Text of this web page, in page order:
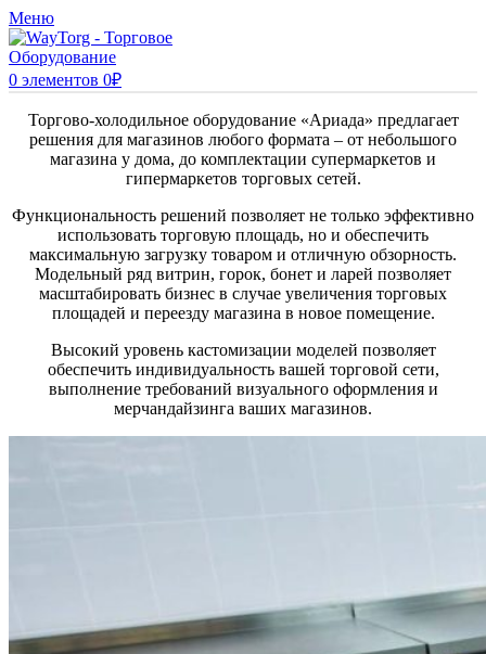
Меню
0 элементов 0₽
Торгово-холодильное оборудование «Ариада» предлагает
решения для магазинов любого формата – от небольшого
магазина у дома, до комплектации супермаркетов и
гипермаркетов торговых сетей.
Функциональность решений позволяет не только эффективно
использовать торговую площадь, но и обеспечить
максимальную загрузку товаром и отличную обзорность.
Модельный ряд витрин, горок, бонет и ларей позволяет
масштабировать бизнес в случае увеличения торговых
площадей и переезду магазина в новое помещение.
Высокий уровень кастомизации моделей позволяет
обеспечить индивидуальность вашей торговой сети,
выполнение требований визуального оформления и
мерчандайзинга ваших магазинов.